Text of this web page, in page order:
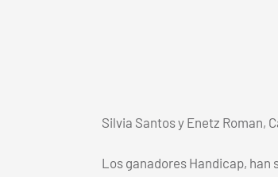
Silvia Santos y Enetz Roman,
Los ganadores Handicap, han